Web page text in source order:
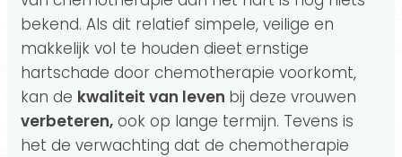
bekend. Als dit relatief simpele, veilige en
makkelijk vol te houden dieet ernstige
hartschade door chemotherapie voorkomt,
kan de kwaliteit van leven bij deze vrouwen
verbeteren, ook op lange termijn. Tevens is
het de verwachting dat de chemotherapie